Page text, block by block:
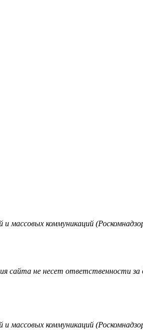
массовых коммуникаций
сайта не несет ответственности за
массовых коммуникаций